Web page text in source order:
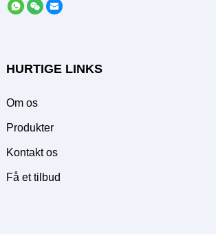
HURTIGE LINKS
Om os
Produkter
Kontakt os
Få et tilbud